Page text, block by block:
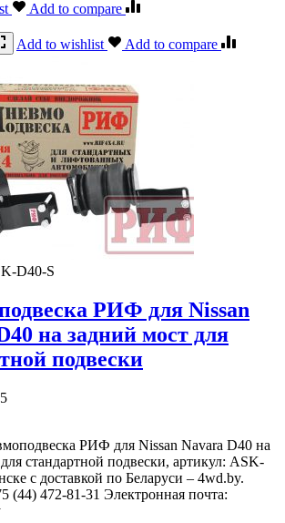
Add to compare
Add to wishlist Add to compare
D40-S
РИФ для Nissan
на задний мост для
подвески
РИФ для Nissan Navara D40 на
стандартной подвески, артикул: ASK-
с доставкой по Беларуси – 4wd.by.
(44) 472-81-31 Электронная почта: